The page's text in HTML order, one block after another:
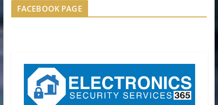
FACEBOOK PAGE